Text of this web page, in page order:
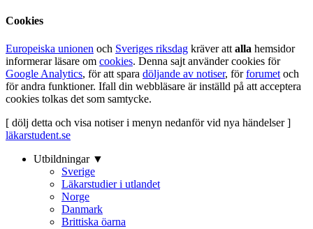
Cookies
Europeiska unionen och Sveriges riksdag kräver att alla hemsidor
informerar läsare om cookies. Denna sajt använder cookies för
Google Analytics, för att spara döljande av notiser, förforumet och
för andra funktioner. Ifall din webbläsare är inställd på att acceptera
cookies tolkas det som samtycke.
[ dölj detta och visa notiser i menyn nedanför vid nya händelser ]
läkarstudent.se
Utbildningar ▼
Sverige
Läkarstudier i utlandet
Norge
Danmark
Brittiska öarna